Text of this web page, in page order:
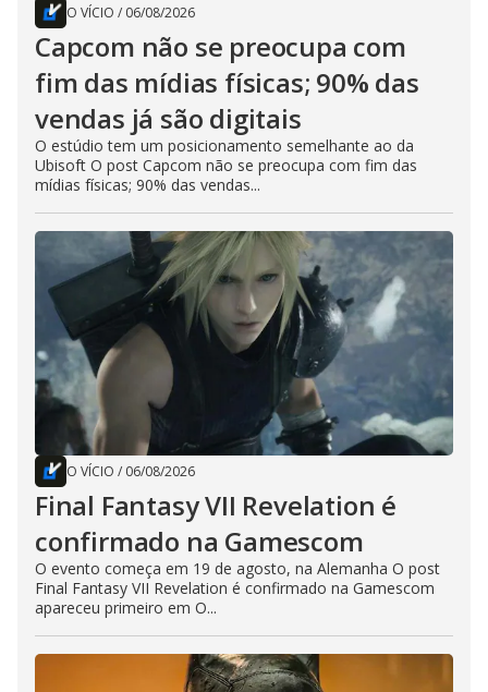
O VÍCIO / 06/08/2026
Capcom não se preocupa com
fim das mídias físicas; 90% das
vendas já são digitais
O estúdio tem um posicionamento semelhante ao da
Ubisoft O post Capcom não se preocupa com fim das
mídias físicas; 90% das vendas...
O VÍCIO / 06/08/2026
Final Fantasy VII Revelation é
confirmado na Gamescom
O evento começa em 19 de agosto, na Alemanha O post
Final Fantasy VII Revelation é confirmado na Gamescom
apareceu primeiro em O...